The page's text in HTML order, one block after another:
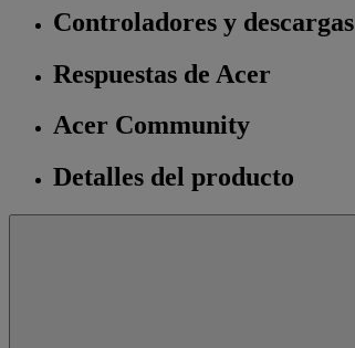
Controladores y descargas
Respuestas de Acer
Acer Community
Detalles del producto